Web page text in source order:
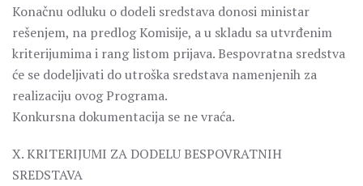
Konačnu odluku o dodeli sredstava donosi ministar
rešenjem, na predlog Komisije, a u skladu sa utvrđenim
kriterijumima i rang listom prijava. Bespovratna sredstva
će se dodeljivati do utroška sredstava namenjenih za
realizaciju ovog Programa.
Konkursna dokumentacija se ne vraća.
X. KRITERIJUMI ZA DODELU BESPOVRATNIH
SREDSTAVA